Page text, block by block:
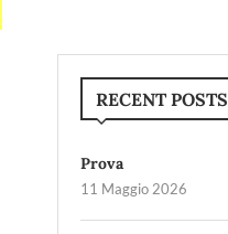
RECENT POSTS
Prova
11 Maggio 2026